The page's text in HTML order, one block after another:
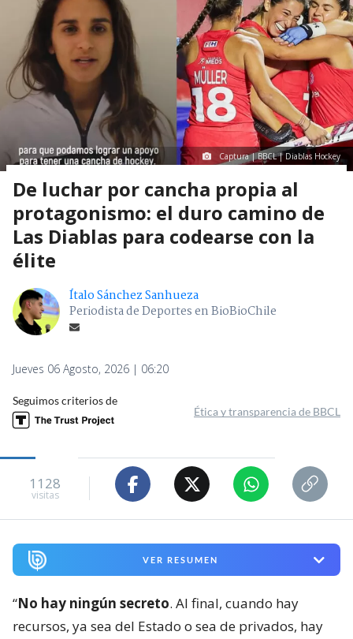
Captura | BBCL | Diablas Hockey
De luchar por cancha propia al
protagonismo: el duro camino de
Las Diablas para codearse con la
élite
Ítalo Sánchez Sanhueza
Periodista de Deportes en BioBioChile
Jueves 06 Agosto, 2026 | 06:20
Seguimos criterios de
Ética y transparencia de BBCL
1128
visitas
VER RESUMEN
“No hay ningún secreto. Al final, cuando hay
recursos, ya sea del Estado o sea de privados, hay